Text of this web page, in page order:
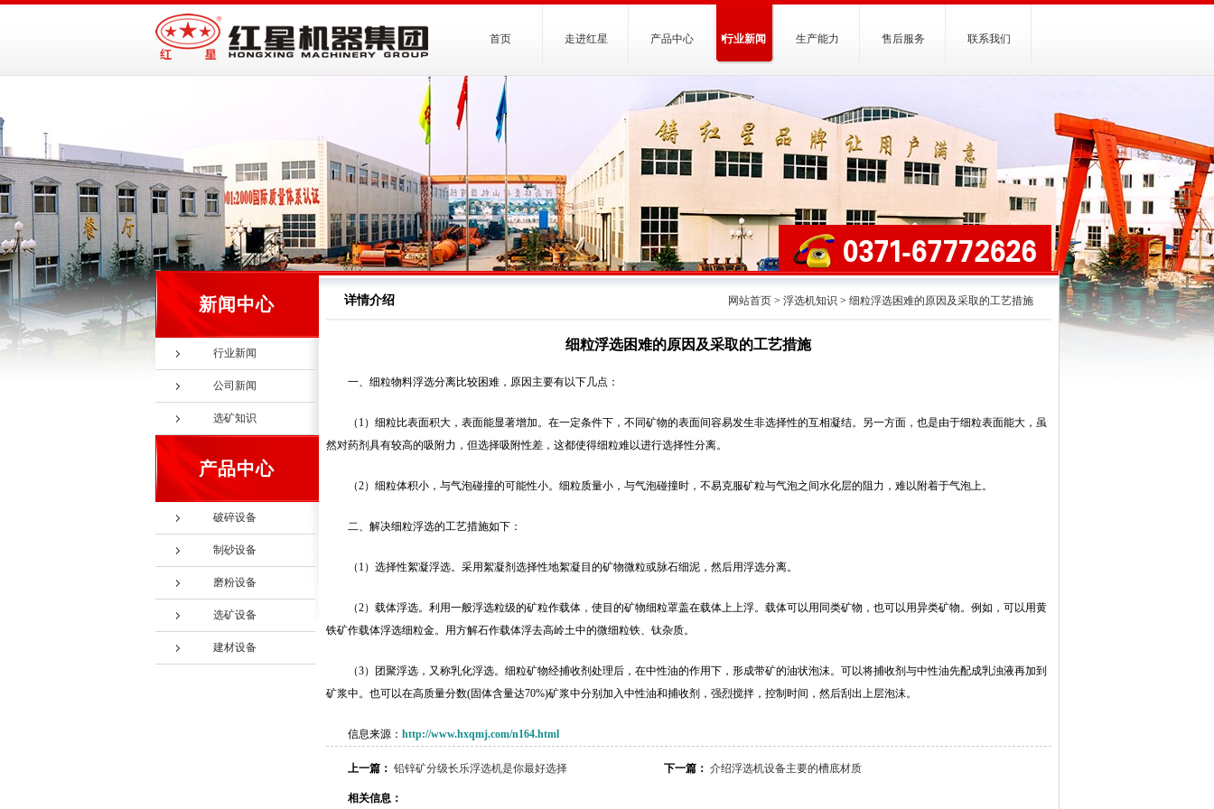
首页 走进红星 产品中心 行业新闻 生产能力 售后服务 联系我们
新闻中心
行业新闻
公司新闻
选矿知识
产品中心
破碎设备
制砂设备
磨粉设备
选矿设备
建材设备
详情介绍 网站首页> 浮选机知识 > 细粒浮选困难的原因及采取的工艺措施
细粒浮选困难的原因及采取的工艺措施
一、细粒物料浮选分离比较困难，原因主要有以下几点：
（1）细粒比表面积大，表面能显著增加。在一定条件下，不同矿物的表面间容易发生非选择性的互相凝结。另一方面，也是由于细粒表面能大，虽
然对药剂具有较高的吸附力，但选择吸附性差，这都使得细粒难以进行选择性分离。
（2）细粒体积小，与气泡碰撞的可能性小。细粒质量小，与气泡碰撞时，不易克服矿粒与气泡之间水化层的阻力，难以附着于气泡上。
二、解决细粒浮选的工艺措施如下：
（1）选择性絮凝浮选。采用絮凝剂选择性地絮凝目的矿物微粒或脉石细泥，然后用浮选分离。
（2）载体浮选。利用一般浮选粒级的矿粒作载体，使目的矿物细粒罩盖在载体上上浮。载体可以用同类矿物，也可以用异类矿物。例如，可以用黄
铁矿作载体浮选细粒金。用方解石作载体浮去高岭土中的微细粒铁、钛杂质。
（3）团聚浮选，又称乳化浮选。细粒矿物经捕收剂处理后，在中性油的作用下，形成带矿的油状泡沫。可以将捕收剂与中性油先配成乳浊液再加到
矿浆中。也可以在高质量分数(固体含量达70%)矿浆中分别加入中性油和捕收剂，强烈搅拌，控制时间，然后刮出上层泡沫。
信息来源： http://www.hxqmj.com/n164.html
上一篇： 铅锌矿分级长乐浮选机是你最好选择 下一篇： 介绍浮选机设备主要的槽底材质
相关信息：